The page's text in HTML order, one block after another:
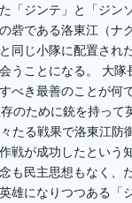
「ジンテ」と「ジン
砦である洛東江（ナ
同じ小隊に配置され
うことになる。 大
べき最善のことが何
のために銃を持っ
たる戦果で洛東江防
戦が成功したという
も民主思想もなく、
雄になりつつある「